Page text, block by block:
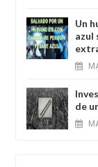
Un
azul
de